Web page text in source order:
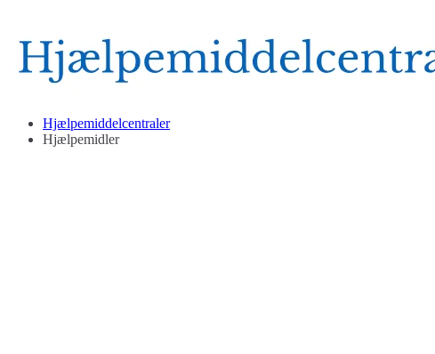
Hjælpemiddelcentralen
Hjælpemidler til ældre
Hjælpemiddelcentraler
Hjælpemidler